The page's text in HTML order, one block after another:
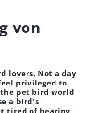
von
lovers. Not a day
privileged to
pet bird world
a bird's
tired of hearing